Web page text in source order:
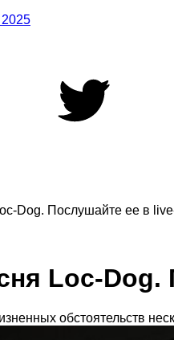
Dog. Послушайте ее в
Loc-Dog.
обстоятельств